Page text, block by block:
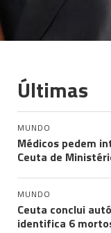
Últimas
MUNDO
Médicos pedem
Ceuta de
MUNDO
Ceuta conclui
identifica 6